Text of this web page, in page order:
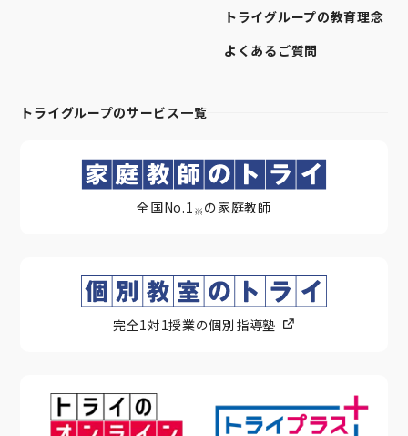
トライグループの教育理念
よくあるご質問
トライグループのサービス一覧
全国No.1 ※ の家庭教師
完全1対1授業の個別指導塾